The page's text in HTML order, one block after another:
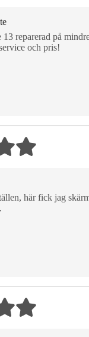
reparerad på
och pris!
här fick jag